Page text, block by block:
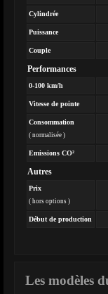
Cylindrée
Puissance
Couple
Performances
0-100 km/h
Vitesse de pointe
Consommation
( normalisée )
Emissions CO²
Autres
Prix
( hors options )
Début de production
Les modèles